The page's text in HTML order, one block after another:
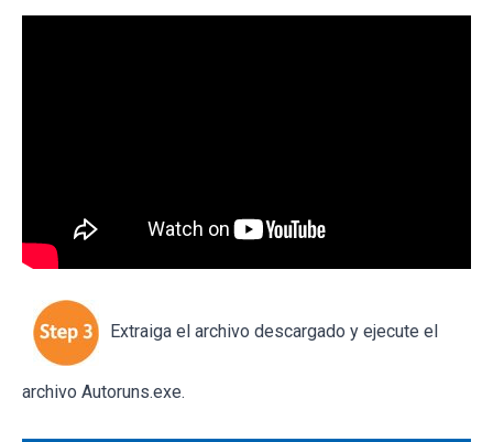
Extraiga el archivo descargado y ejecute el
archivo Autoruns.exe.